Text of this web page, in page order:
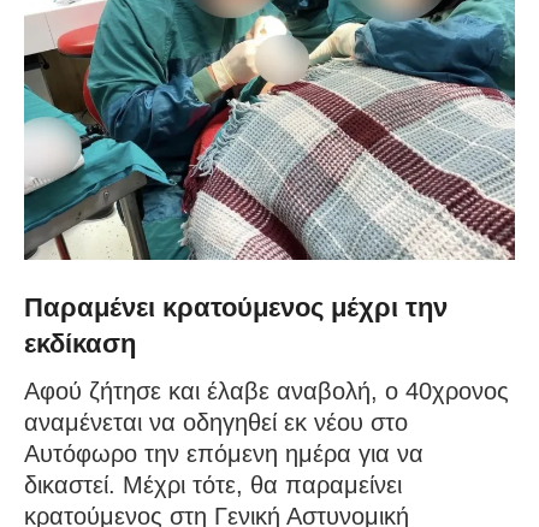
Παραμένει κρατούμενος μέχρι την
εκδίκαση
Αφού ζήτησε και έλαβε αναβολή, ο 40χρονος
αναμένεται να οδηγηθεί εκ νέου στο
Αυτόφωρο την επόμενη ημέρα για να
δικαστεί. Μέχρι τότε, θα παραμείνει
κρατούμενος στη Γενική Αστυνομική